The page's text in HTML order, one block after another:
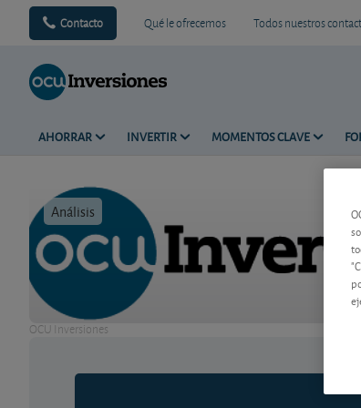
Contacto Qué le ofrecemos Todos nuestros
AHORRAR INVERTIR MOMENTOS CLAVE
Análisis
OCU Inversiones